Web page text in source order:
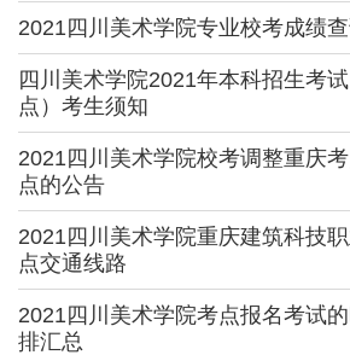
2021四川美术学院专业校考成绩
四川美术学院2021年本科招生考
点）考生须知
2021四川美术学院校考调整重庆
点的公告
2021四川美术学院重庆建筑科技
点交通线路
2021四川美术学院考点报名考试
排汇总